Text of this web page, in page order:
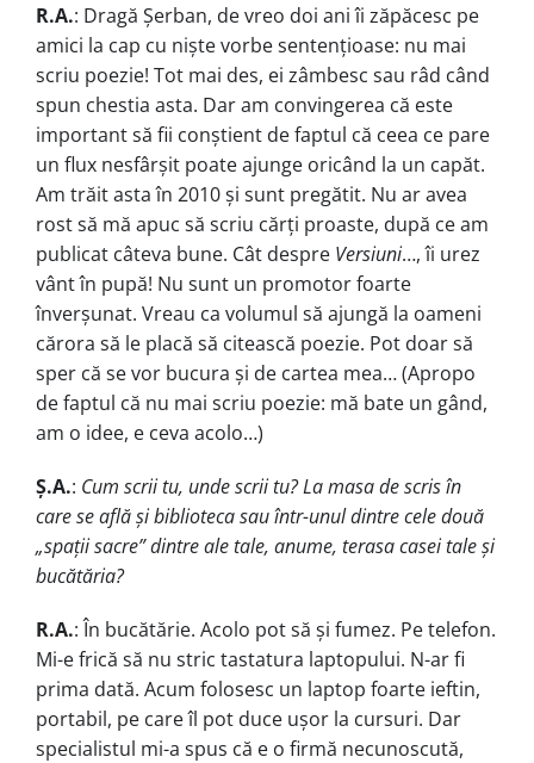
R.A.: Dragă Șerban, de vreo doi ani îi zăpăcesc pe
amici la cap cu niște vorbe sentențioase: nu mai
scriu poezie! Tot mai des, ei zâmbesc sau râd când
spun chestia asta. Dar am convingerea că este
important să fii conștient de faptul că ceea ce pare
un flux nesfârșit poate ajunge oricând la un capăt.
Am trăit asta în 2010 și sunt pregătit. Nu ar avea
rost să mă apuc să scriu cărți proaste, după ce am
publicat câteva bune. Cât despre Versiuni…, îi urez
vânt în pupă! Nu sunt un promotor foarte
înverșunat. Vreau ca volumul să ajungă la oameni
cărora să le placă să citească poezie. Pot doar să
sper că se vor bucura și de cartea mea… (Apropo
de faptul că nu mai scriu poezie: mă bate un gând,
am o idee, e ceva acolo…)
Ș.A.: Cum scrii tu, unde scrii tu? La masa de scris în
care se află și biblioteca sau într-unul dintre cele două
„spații sacre” dintre ale tale, anume, terasa casei tale și
bucătăria?
R.A.: În bucătărie. Acolo pot să și fumez. Pe telefon.
Mi-e frică să nu stric tastatura laptopului. N-ar fi
prima dată. Acum folosesc un laptop foarte ieftin,
portabil, pe care îl pot duce ușor la cursuri. Dar
specialistul mi-a spus că e o firmă necunoscută,